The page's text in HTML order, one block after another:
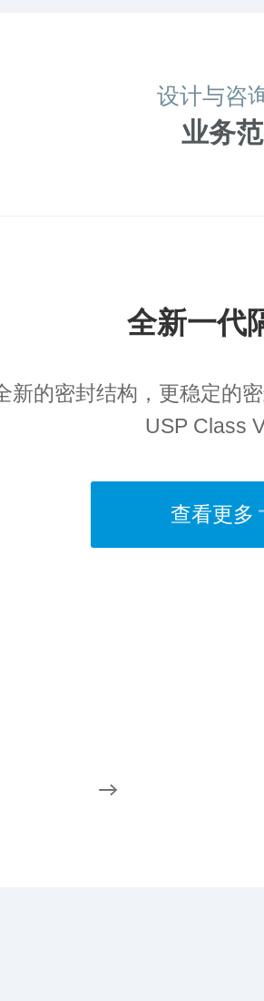
设计与咨
业务
全新一代
新的密封结构，更稳定的
USP Class
查看更多